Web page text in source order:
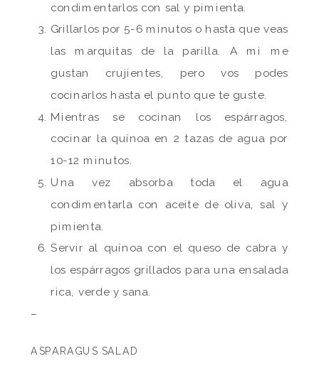
condimentarlos con sal y pimienta.
Grillarlos por 5-6 minutos o hasta que veas
las marquitas de la parilla. A mi me
gustan crujientes, pero vos podes
cocinarlos hasta el punto que te guste.
Mientras se cocinan los espárragos,
cocinar la quínoa en 2 tazas de agua por
10-12 minutos.
Una vez absorba toda el agua
condimentarla con aceite de oliva, sal y
pimienta.
Servir al quínoa con el queso de cabra y
los espárragos grillados para una ensalada
rica, verde y sana.
–
ASPARAGUS SALAD